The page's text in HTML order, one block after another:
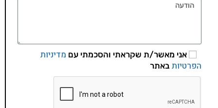
אני מאשר/ת שקראתי והסכמתי עם מדיניות
הפרטיות באתר